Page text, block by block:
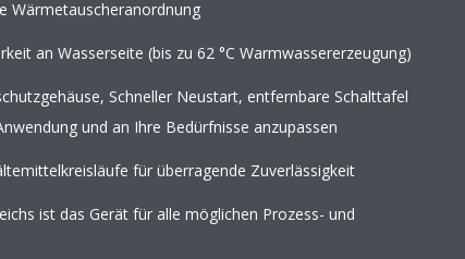
Wärmetauscheranordnung
an Wasserseite (bis zu 62 °C Warmwassererzeugung)
Schneller Neustart, entfernbare Schalttafel
und an Ihre Bedürfnisse anzupassen
für überragende Zuverlässigkeit
ist das Gerät für alle möglichen Prozess- und